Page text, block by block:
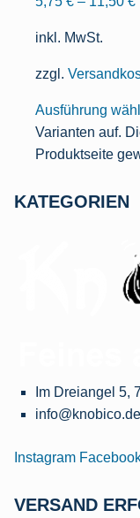
inkl. MwSt.
zzgl.
Ausführung
Varianten auf.
Produktseite
KATEGORIEN
Im Dreiangel 5,
info@knobico.de
Instagram
VERSAND